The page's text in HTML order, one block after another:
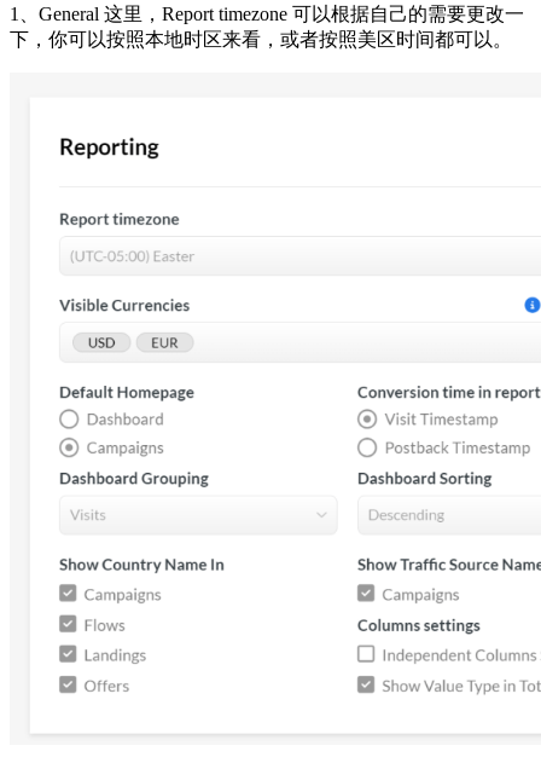
1、General 这里，Report timezone 可以根据自己的需要更改一
下，你可以按照本地时区来看，或者按照美区时间都可以。